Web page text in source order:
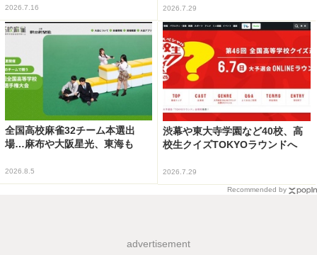
2026.7.16 2026.7.29
全国高校麻雀32チーム本選出
場…麻布や大阪星光、東海も
2026.8.5
渋幕や東大寺学園など40校、高
校生クイズTOKYOラウンドへ
2026.7.29
Recommended by
advertisement